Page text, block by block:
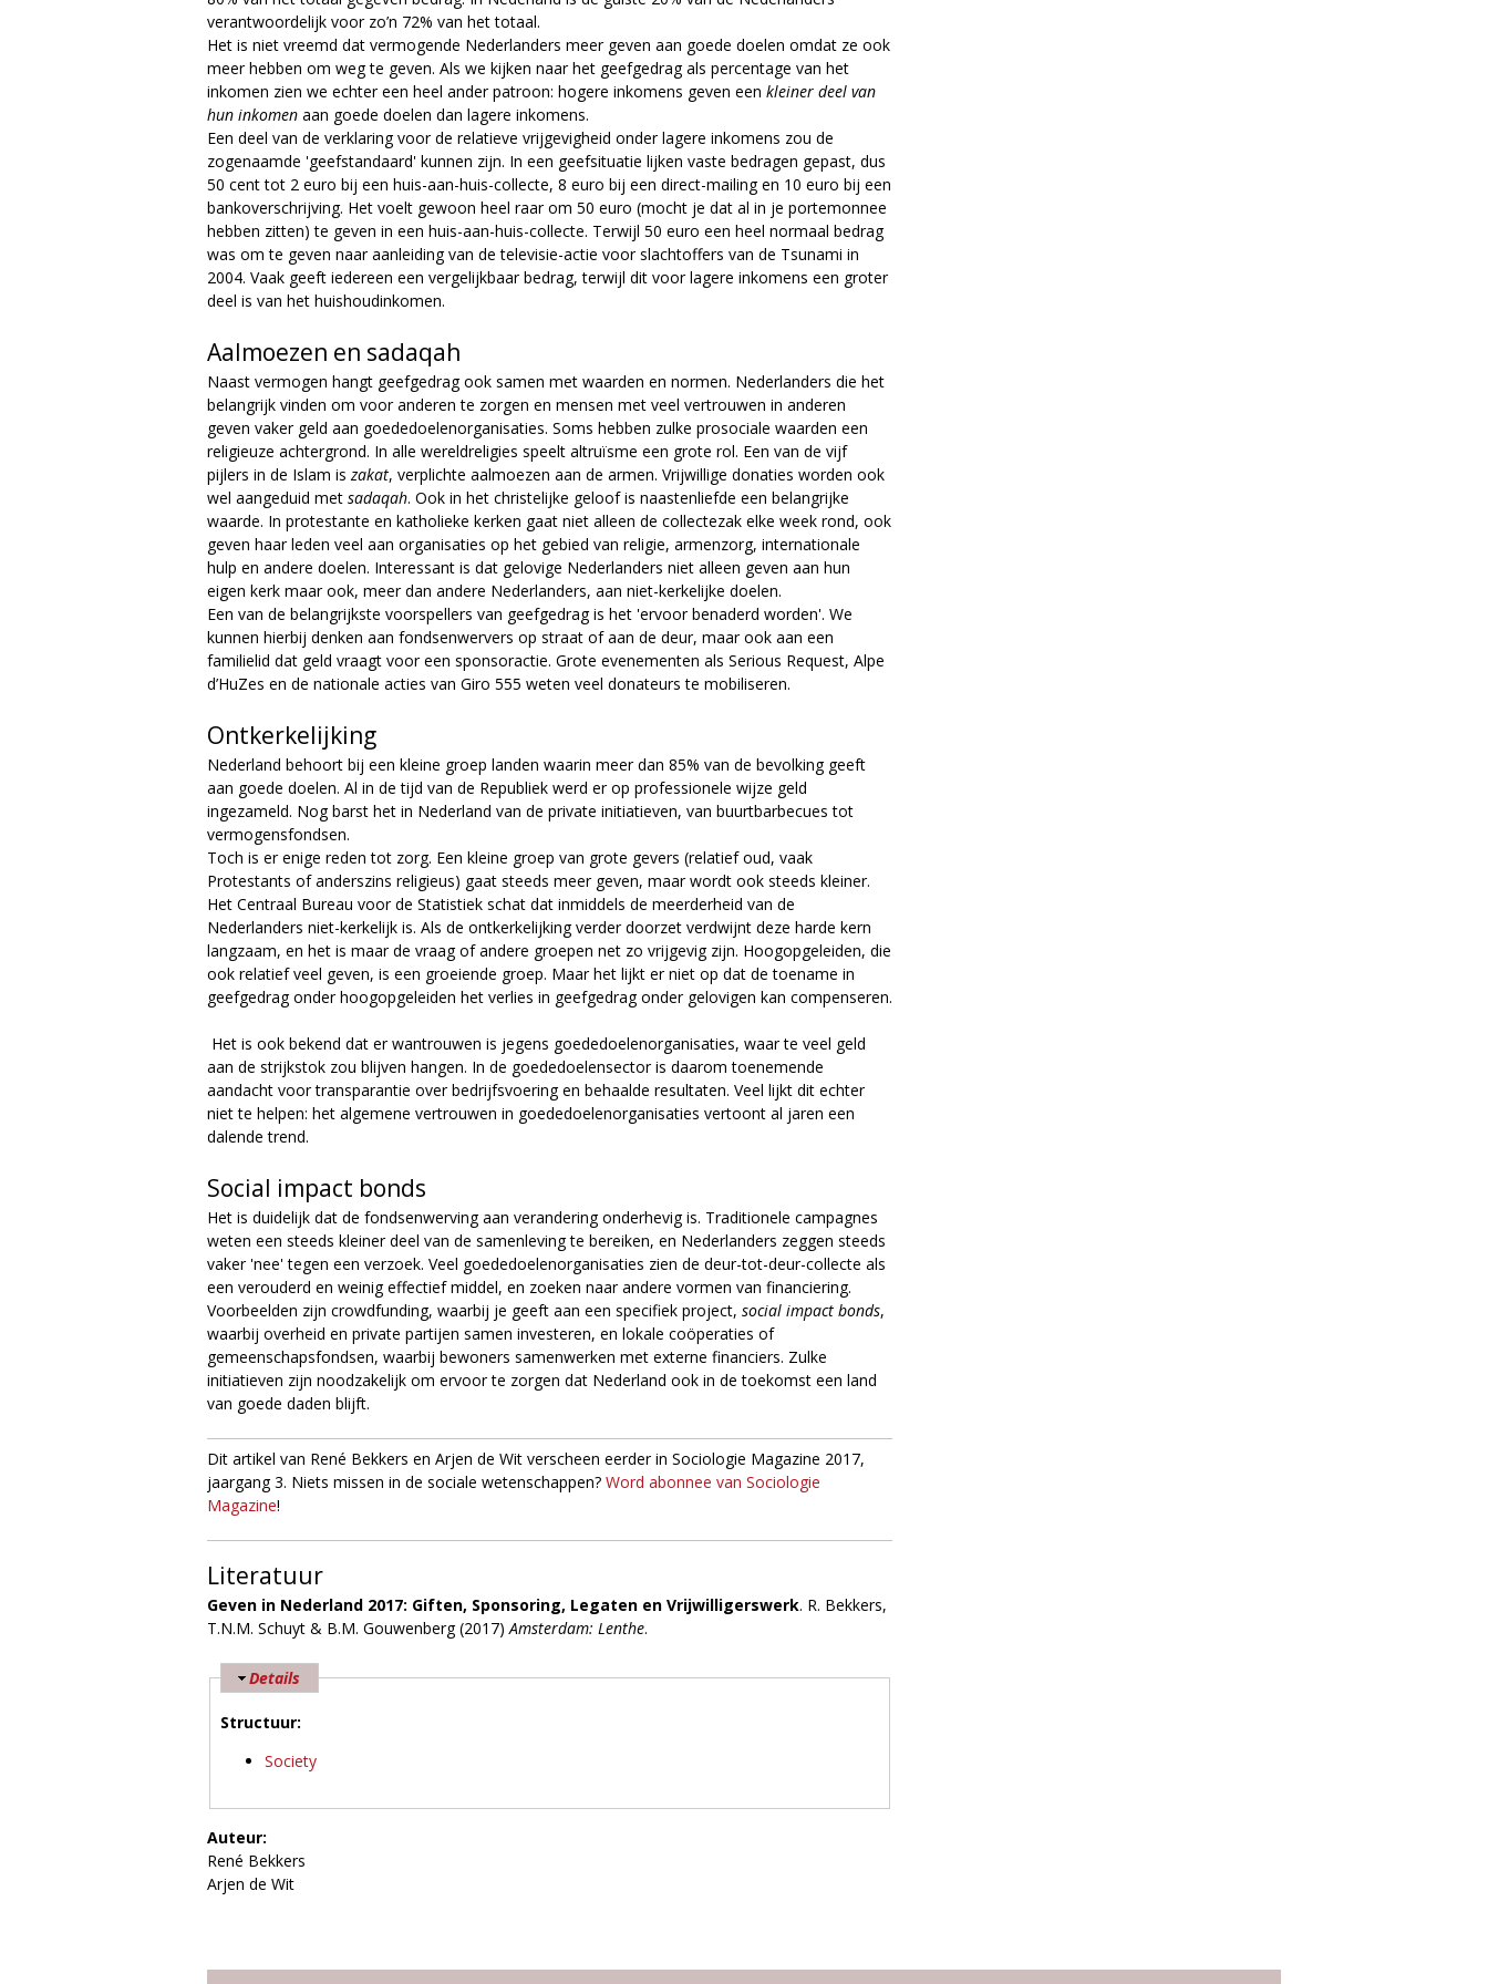
verantwoordelijk voor zo’n 72% van het totaal.
Het is niet vreemd dat vermogende Nederlanders meer geven aan goede doelen omdat ze ook
meer hebben om weg te geven. Als we kijken naar het geefgedrag als percentage van het
inkomen zien we echter een heel ander patroon: hogere inkomens geven een kleiner deel van
hun inkomen aan goede doelen dan lagere inkomens.
Een deel van de verklaring voor de relatieve vrijgevigheid onder lagere inkomens zou de
zogenaamde 'geefstandaard' kunnen zijn. In een geefsituatie lijken vaste bedragen gepast, dus
50 cent tot 2 euro bij een huis-aan-huis-collecte, 8 euro bij een direct-mailing en 10 euro bij een
bankoverschrijving. Het voelt gewoon heel raar om 50 euro (mocht je dat al in je portemonnee
hebben zitten) te geven in een huis-aan-huis-collecte. Terwijl 50 euro een heel normaal bedrag
was om te geven naar aanleiding van de televisie-actie voor slachtoffers van de Tsunami in
2004. Vaak geeft iedereen een vergelijkbaar bedrag, terwijl dit voor lagere inkomens een groter
deel is van het huishoudinkomen.
Aalmoezen en sadaqah
Naast vermogen hangt geefgedrag ook samen met waarden en normen. Nederlanders die het
belangrijk vinden om voor anderen te zorgen en mensen met veel vertrouwen in anderen
geven vaker geld aan goededoelenorganisaties. Soms hebben zulke prosociale waarden een
religieuze achtergrond. In alle wereldreligies speelt altruïsme een grote rol. Een van de vijf
pijlers in de Islam is zakat, verplichte aalmoezen aan de armen. Vrijwillige donaties worden ook
wel aangeduid met sadaqah. Ook in het christelijke geloof is naastenliefde een belangrijke
waarde. In protestante en katholieke kerken gaat niet alleen de collectezak elke week rond, ook
geven haar leden veel aan organisaties op het gebied van religie, armenzorg, internationale
hulp en andere doelen. Interessant is dat gelovige Nederlanders niet alleen geven aan hun
eigen kerk maar ook, meer dan andere Nederlanders, aan niet-kerkelijke doelen.
Een van de belangrijkste voorspellers van geefgedrag is het 'ervoor benaderd worden'. We
kunnen hierbij denken aan fondsenwervers op straat of aan de deur, maar ook aan een
familielid dat geld vraagt voor een sponsoractie. Grote evenementen als Serious Request, Alpe
d’HuZes en de nationale acties van Giro 555 weten veel donateurs te mobiliseren.
Ontkerkelijking
Nederland behoort bij een kleine groep landen waarin meer dan 85% van de bevolking geeft
aan goede doelen. Al in de tijd van de Republiek werd er op professionele wijze geld
ingezameld. Nog barst het in Nederland van de private initiatieven, van buurtbarbecues tot
vermogensfondsen.
Toch is er enige reden tot zorg. Een kleine groep van grote gevers (relatief oud, vaak
Protestants of anderszins religieus) gaat steeds meer geven, maar wordt ook steeds kleiner.
Het Centraal Bureau voor de Statistiek schat dat inmiddels de meerderheid van de
Nederlanders niet-kerkelijk is. Als de ontkerkelijking verder doorzet verdwijnt deze harde kern
langzaam, en het is maar de vraag of andere groepen net zo vrijgevig zijn. Hoogopgeleiden, die
ook relatief veel geven, is een groeiende groep. Maar het lijkt er niet op dat de toename in
geefgedrag onder hoogopgeleiden het verlies in geefgedrag onder gelovigen kan compenseren.
Het is ook bekend dat er wantrouwen is jegens goededoelenorganisaties, waar te veel geld
aan de strijkstok zou blijven hangen. In de goededoelensector is daarom toenemende
aandacht voor transparantie over bedrijfsvoering en behaalde resultaten. Veel lijkt dit echter
niet te helpen: het algemene vertrouwen in goededoelenorganisaties vertoont al jaren een
dalende trend.
Social impact bonds
Het is duidelijk dat de fondsenwerving aan verandering onderhevig is. Traditionele campagnes
weten een steeds kleiner deel van de samenleving te bereiken, en Nederlanders zeggen steeds
vaker 'nee' tegen een verzoek. Veel goededoelenorganisaties zien de deur-tot-deur-collecte als
een verouderd en weinig effectief middel, en zoeken naar andere vormen van financiering.
Voorbeelden zijn crowdfunding, waarbij je geeft aan een specifiek project, social impact bonds,
waarbij overheid en private partijen samen investeren, en lokale coöperaties of
gemeenschapsfondsen, waarbij bewoners samenwerken met externe financiers. Zulke
initiatieven zijn noodzakelijk om ervoor te zorgen dat Nederland ook in de toekomst een land
van goede daden blijft.
Dit artikel van René Bekkers en Arjen de Wit verscheen eerder in Sociologie Magazine 2017,
jaargang 3. Niets missen in de sociale wetenschappen? Word abonnee van Sociologie
Magazine!
Literatuur
Geven in Nederland 2017: Giften, Sponsoring, Legaten en Vrijwilligerswerk. R. Bekkers,
T.N.M. Schuyt & B.M. Gouwenberg (2017)Amsterdam: Lenthe.
V
r
e
n
Details
Structuur:
Society
Auteur:
René Bekkers
Arjen de Wit